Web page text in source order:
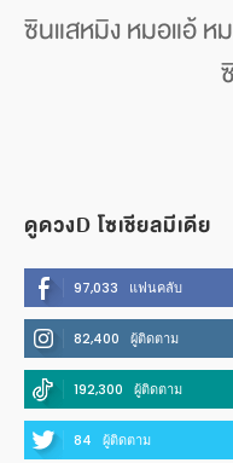
ซินแสหมิง หมอแอ้
ดูดวงD โซเชียลมีเดีย
97,033 แฟนคลับ
82,400 ผู้ติดตาม
192,300 ผู้ติดตาม
84 ผู้ติดตาม